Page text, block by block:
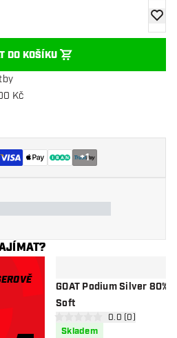
DO KOŠÍKU
Kč
+1
GOAT Podium Silver 80% - Šipky
Soft
otevřít panel
0 hodnoticí hvězdičky
0.0 (0)
Skladem